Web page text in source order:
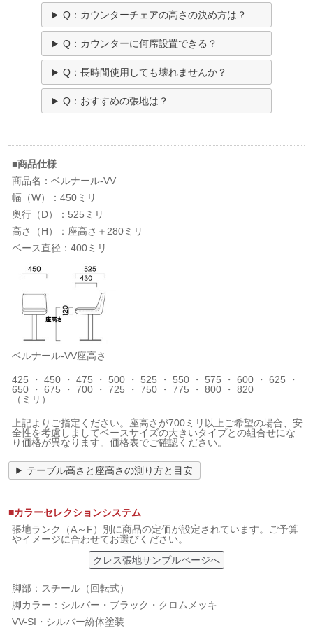
Q：カウンターチェアの高さの決め方は？
Q：カウンターに何席設置できる？
Q：長時間使用しても壊れませんか？
Q：おすすめの張地は？
■商品仕様
商品名：ベルナール-VV
幅（W）：450ミリ
奥行（D）：525ミリ
高さ（H）：座高さ＋280ミリ
ベース直径：400ミリ
ベルナール-VV座高さ
425 ・ 450 ・ 475 ・ 500 ・ 525 ・ 550 ・ 575 ・ 600 ・ 625 ・
650 ・ 675 ・ 700 ・ 725 ・ 750 ・ 775 ・ 800 ・ 820
（ミリ）
上記よりご指定ください。座高さが700ミリ以上ご希望の場合、安
全性を考慮しましてベースサイズの大きいタイプとの組合せにな
り価格が異なります。価格表でご確認ください。
テーブル高さと座高さの測り方と目安
■カラーセレクションシステム
張地ランク（A～F）別に商品の定価が設定されています。ご予算
やイメージに合わせてお選びください。
クレス張地サンプルページへ
脚部：スチール（回転式）
脚カラー：シルバー・ブラック・クロムメッキ
VV-SI・シルバー紛体塗装